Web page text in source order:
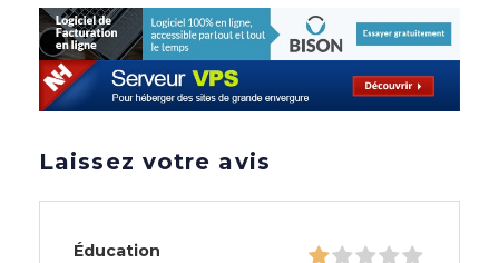
Laissez votre avis
Éducation